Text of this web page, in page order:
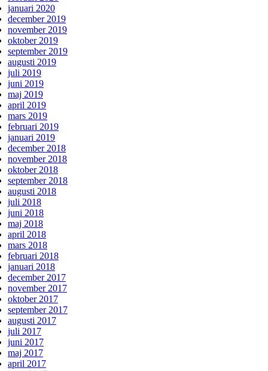
januari 2020
december 2019
november 2019
oktober 2019
september 2019
augusti 2019
juli 2019
juni 2019
maj 2019
april 2019
mars 2019
februari 2019
januari 2019
december 2018
november 2018
oktober 2018
september 2018
augusti 2018
juli 2018
juni 2018
maj 2018
april 2018
mars 2018
februari 2018
januari 2018
december 2017
november 2017
oktober 2017
september 2017
augusti 2017
juli 2017
juni 2017
maj 2017
april 2017